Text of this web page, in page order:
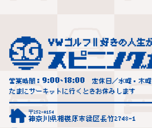
営業時間： 9:00~18:00
定休日／水曜・木曜
たまにサーキットに行くときお休みします
〒252-0154
神奈川県相模原市緑区長竹2748-1